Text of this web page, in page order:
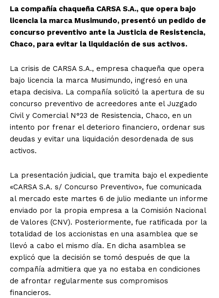
La compañía chaqueña CARSA S.A., que opera bajo
licencia la marca Musimundo, presentó un pedido de
concurso preventivo ante la Justicia de Resistencia,
Chaco, para evitar la liquidación de sus activos.
La crisis de CARSA S.A., empresa chaqueña que opera
bajo licencia la marca Musimundo, ingresó en una
etapa decisiva. La compañía solicitó la apertura de su
concurso preventivo de acreedores ante el Juzgado
Civil y Comercial N°23 de Resistencia, Chaco, en un
intento por frenar el deterioro financiero, ordenar sus
deudas y evitar una liquidación desordenada de sus
activos.
La presentación judicial, que tramita bajo el expediente
«CARSA S.A. s/ Concurso Preventivo», fue comunicada
al mercado este martes 6 de julio mediante un informe
enviado por la propia empresa a la Comisión Nacional
de Valores (CNV). Posteriormente, fue ratificada por la
totalidad de los accionistas en una asamblea que se
llevó a cabo el mismo día. En dicha asamblea se
explicó que la decisión se tomó después de que la
compañía admitiera que ya no estaba en condiciones
de afrontar regularmente sus compromisos
financieros.